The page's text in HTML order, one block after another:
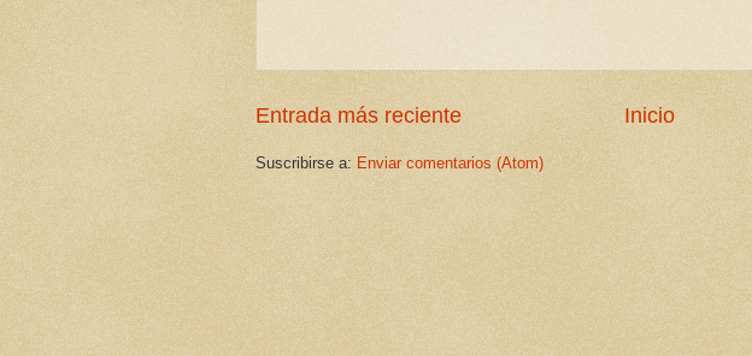
Entrada más reciente Inicio
Suscribirse a: Enviar comentarios (Atom)